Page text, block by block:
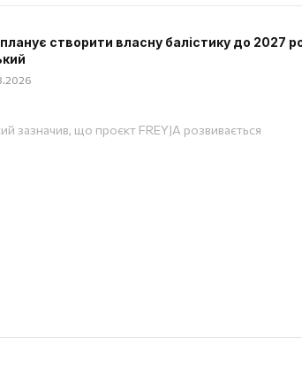
створити власну балістику до 2027
зазначив, що проєкт FREYJA розвивається